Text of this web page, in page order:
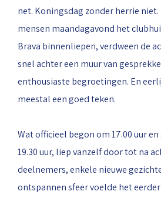
net. Koningsdag zonder herrie niet.
mensen maandagavond het
Brava binnenliepen, verdween de
snel achter een muur van
enthousiaste begroetingen. En
meestal een goed teken.
Wat officieel begon om 17.00 uur
19.30 uur, liep vanzelf door tot na
deelnemers, enkele nieuwe
ontspannen sfeer voelde het